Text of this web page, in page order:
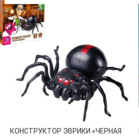
КОНСТРУКТОР ЭВРИКИ «ЧЕРНАЯ